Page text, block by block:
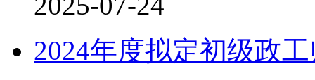
2024年度拟定初级政